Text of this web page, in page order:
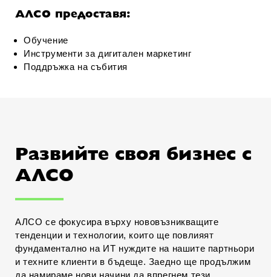
АЛСО предоставя:
Обучение
Инструменти за дигитален маркетинг
Поддръжка на събития
Развийте своя бизнес с
АЛСО
АЛСО се фокусира върху нововъзникващите
тенденции и технологии, които ще повлияят
фундаментално на ИТ нуждите на нашите партньори
и техните клиенти в бъдеще. Заедно ще продължим